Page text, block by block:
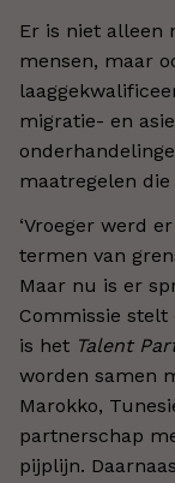
Er is niet alleen
mensen, maar
migratie- en
maatregelen
‘Vroeger werd
termen van
Maar nu is er
Commissie
is het Talent
worden samen
Marokko,
partnerschap
pijplijn.